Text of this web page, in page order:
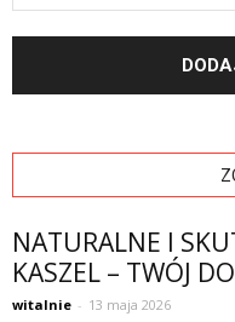
NATURALNE I
KASZEL – TWÓJ
witalnie - 13 maja 2026